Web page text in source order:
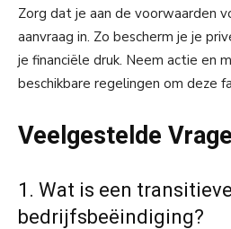
Zorg dat je aan de voorwaarden
aanvraag in. Zo bescherm je je
je financiële druk. Neem actie en
beschikbare regelingen om deze
Veelgestelde
1. Wat is een
bedrijfsbeëindiging?